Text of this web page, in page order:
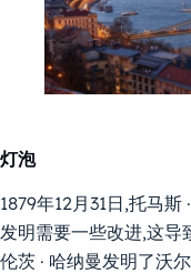
灯泡
1879年12月31日,托马斯
发明需要一些改进,这导
伦茨 · 哈纳曼发明了沃